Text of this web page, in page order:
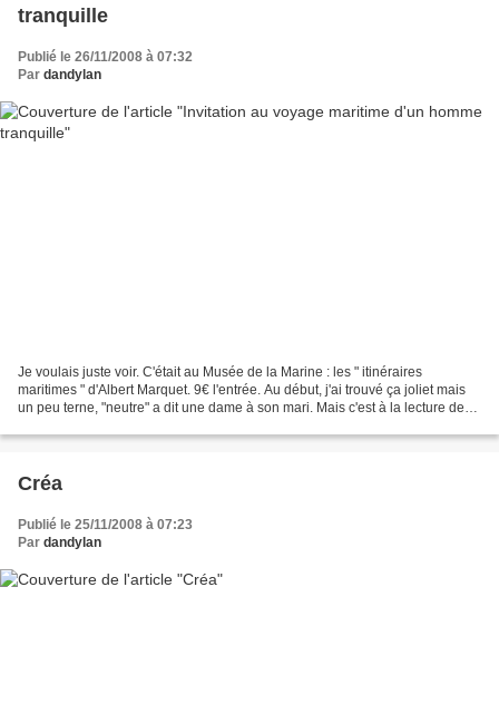
tranquille
Publié le 26/11/2008 à 07:32
Par dandylan
Je voulais juste voir. C'était au Musée de la Marine : les " itinéraires
maritimes " d'Albert Marquet. 9€ l'entrée. Au début, j'ai trouvé ça joliet mais
un peu terne, "neutre" a dit une dame à son mari. Mais c'est à la lecture des
Créa
Publié le 25/11/2008 à 07:23
Par dandylan